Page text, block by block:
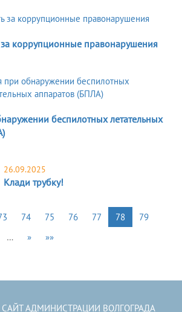
за коррупционные правонарушения
беспилотных летательных
26.09.2025
Клади трубку!
74 75 76 77 78
79
… » »»
АДМИНИСТРАЦИИ ВОЛГОГРАДА